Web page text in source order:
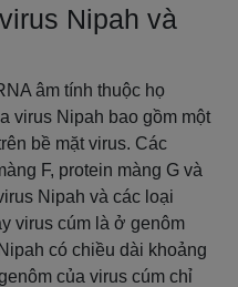
Nipah và
âm tính thuộc họ
virus Nipah bao gồm một
bề mặt virus. Các
F, protein màng G và
Nipah và các loại
virus cúm là ở genôm
có chiều dài khoảng
của virus cúm chỉ